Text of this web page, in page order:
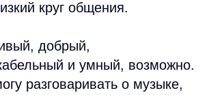
круг общения.
добрый,
и умный, возможно.
разговаривать о музыке,